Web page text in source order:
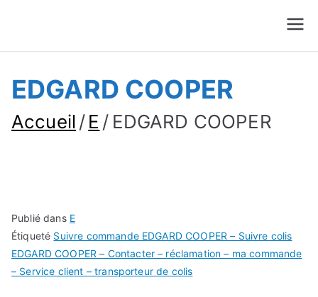
Suivre Colis - Suivre
Commande
EDGARD COOPER
Accueil E EDGARD COOPER
Publié dans E
Étiqueté Suivre commande EDGARD COOPER – Suivre colis
EDGARD COOPER – Contacter – réclamation – ma commande
– Service client – transporteur de colis